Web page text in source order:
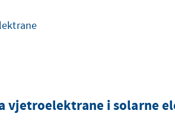
vjetroelektrane i solarne